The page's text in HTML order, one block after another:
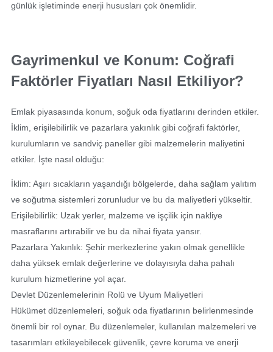
günlük işletiminde enerji hususları çok önemlidir.
Gayrimenkul ve Konum: Coğrafi
Faktörler Fiyatları Nasıl Etkiliyor?
Emlak piyasasında konum, soğuk oda fiyatlarını derinden etkiler.
İklim, erişilebilirlik ve pazarlara yakınlık gibi coğrafi faktörler,
kurulumların ve sandviç paneller gibi malzemelerin maliyetini
etkiler. İşte nasıl olduğu:
İklim: Aşırı sıcakların yaşandığı bölgelerde, daha sağlam yalıtım
ve soğutma sistemleri zorunludur ve bu da maliyetleri yükseltir.
Erişilebilirlik: Uzak yerler, malzeme ve işçilik için nakliye
masraflarını artırabilir ve bu da nihai fiyata yansır.
Pazarlara Yakınlık: Şehir merkezlerine yakın olmak genellikle
daha yüksek emlak değerlerine ve dolayısıyla daha pahalı
kurulum hizmetlerine yol açar.
Devlet Düzenlemelerinin Rolü ve Uyum Maliyetleri
Hükümet düzenlemeleri, soğuk oda fiyatlarının belirlenmesinde
önemli bir rol oynar. Bu düzenlemeler, kullanılan malzemeleri ve
tasarımları etkileyebilecek güvenlik, çevre koruma ve enerji